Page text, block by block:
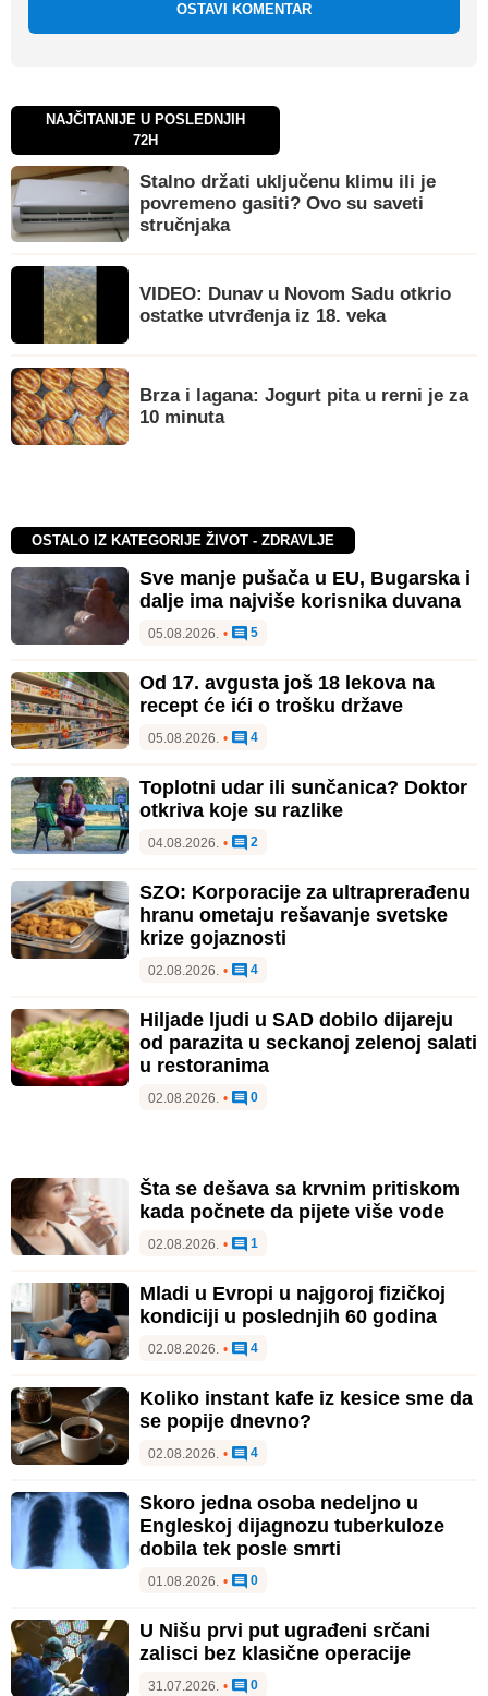
OSTAVI KOMENTAR
NAJČITANIJE U POSLEDNJIH
72H
Stalno držati uključenu klimu ili je
povremeno gasiti? Ovo su saveti
stručnjaka
VIDEO: Dunav u Novom Sadu otkrio
ostatke utvrđenja iz 18. veka
Brza i lagana: Jogurt pita u rerni je za
10 minuta
OSTALO IZ KATEGORIJE ŽIVOT - ZDRAVLJE
Sve manje pušača u EU, Bugarska i
dalje ima najviše korisnika duvana
05.08.2026. • 5
Od 17. avgusta još 18 lekova na
recept će ići o trošku države
05.08.2026. • 4
Toplotni udar ili sunčanica? Doktor
otkriva koje su razlike
04.08.2026. • 2
SZO: Korporacije za ultraprerađenu
hranu ometaju rešavanje svetske
krize gojaznosti
02.08.2026. • 4
Hiljade ljudi u SAD dobilo dijareju
od parazita u seckanoj zelenoj salati
u restoranima
02.08.2026. • 0
Šta se dešava sa krvnim pritiskom
kada počnete da pijete više vode
02.08.2026. • 1
Mladi u Evropi u najgoroj fizičkoj
kondiciji u poslednjih 60 godina
02.08.2026. • 4
Koliko instant kafe iz kesice sme da
se popije dnevno?
02.08.2026. • 4
Skoro jedna osoba nedeljno u
Engleskoj dijagnozu tuberkuloze
dobila tek posle smrti
01.08.2026. • 0
U Nišu prvi put ugrađeni srčani
zalisci bez klasične operacije
31.07.2026. • 0